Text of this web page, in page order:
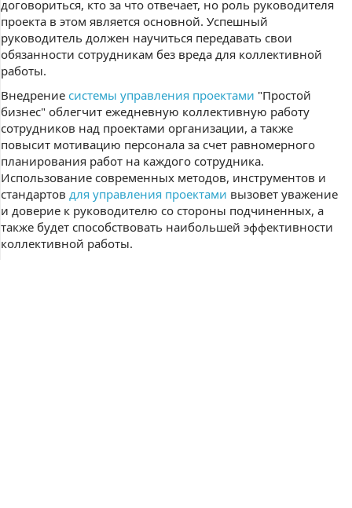
договориться, кто за что отвечает, но роль руководителя
проекта в этом является основной. Успешный
руководитель должен научиться передавать свои
обязанности сотрудникам без вреда для коллективной
работы.
Внедрение системы управления проектами "Простой
бизнес" облегчит ежедневную коллективную работу
сотрудников над проектами организации, а также
повысит мотивацию персонала за счет равномерного
планирования работ на каждого сотрудника.
Использование современных методов, инструментов и
стандартов для управления проектами вызовет уважение
и доверие к руководителю со стороны подчиненных, а
также будет способствовать наибольшей эффективности
коллективной работы.